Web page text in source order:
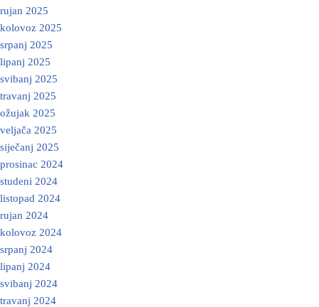
rujan 2025
kolovoz 2025
srpanj 2025
lipanj 2025
svibanj 2025
travanj 2025
ožujak 2025
veljača 2025
siječanj 2025
prosinac 2024
studeni 2024
listopad 2024
rujan 2024
kolovoz 2024
srpanj 2024
lipanj 2024
svibanj 2024
travanj 2024